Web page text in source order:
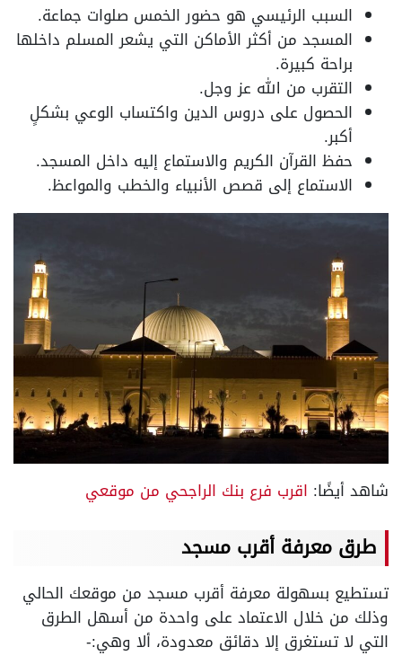
السبب الرئيسي هو حضور الخمس صلوات جماعة.
المسجد من أكثر الأماكن التي يشعر المسلم داخلها
براحة كبيرة.
التقرب من الله عز وجل.
الحصول على دروس الدين واكتساب الوعي بشكلٍ
أكبر.
حفظ القرآن الكريم والاستماع إليه داخل المسجد.
الاستماع إلى قصص الأنبياء والخطب والمواعظ.
شاهد أيضًا: اقرب فرع بنك الراجحي من موقعي
طرق معرفة أقرب مسجد
تستطيع بسهولة معرفة أقرب مسجد من موقعك الحالي
وذلك من خلال الاعتماد على واحدة من أسهل الطرق
التي لا تستغرق إلا دقائق معدودة، ألا وهي:-